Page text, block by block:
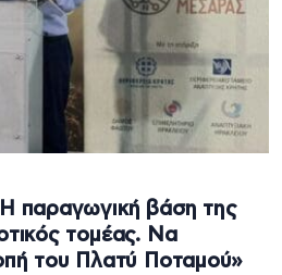
παραγωγική βάση της
τομέας. Να
του Πλατύ Ποταμού»